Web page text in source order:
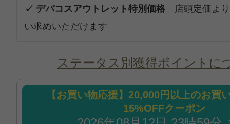
✓ デパコスアウトレット特別価格 店頭定価よ
い求めいただけます
ステータス別獲得ポイントに
【お買い物応援】20,000円以上のお買
15%OFFクーポン